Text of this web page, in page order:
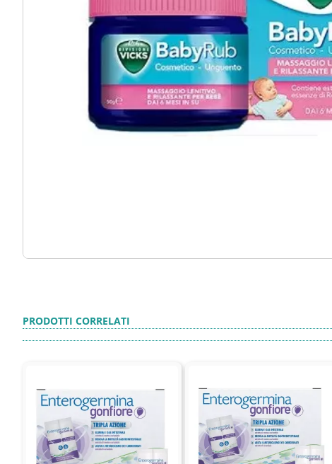
PRODOTTI CORRELATI